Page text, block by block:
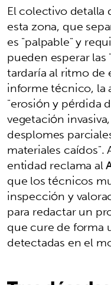
El colectivo
esta zona, que
es "palpable" y
pueden esperar
tardaría al ritmo de
informe técnico, la
"erosión y pérdida
vegetación
desplomes
materiales caídos".
entidad reclama al
que los técnicos
inspección y
para redactar un
que cure de forma
detectadas en el